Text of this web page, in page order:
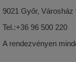
9021 Győr, Városház
Tel.:+36 96 500 220
A rendezvényen